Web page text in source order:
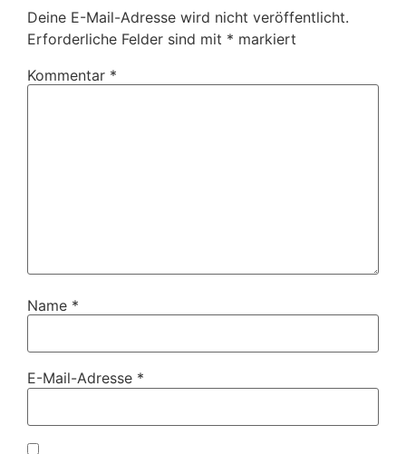
Deine E-Mail-Adresse wird nicht veröffentlicht.
Erforderliche Felder sind mit * markiert
Kommentar *
Name *
E-Mail-Adresse *